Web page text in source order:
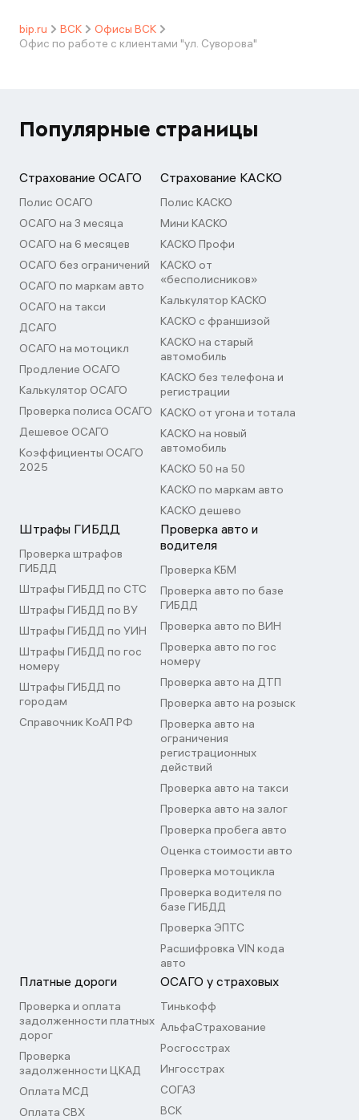
bip.ru ВСК
Офисы ВСК
Офис по работе с клиентами "ул. Суворова"
Популярные страницы
Страхование ОСАГО
Полис ОСАГО
ОСАГО на 3 месяца
ОСАГО на 6 месяцев
ОСАГО без ограничений
ОСАГО по маркам авто
ОСАГО на такси
ДСАГО
ОСАГО на мотоцикл
Продление ОСАГО
Калькулятор ОСАГО
Проверка полиса ОСАГО
Дешевое ОСАГО
Коэффициенты ОСАГО
2025
Страхование КАСКО
Полис КАСКО
Мини КАСКО
КАСКО Профи
КАСКО от
«бесполисников»
Калькулятор КАСКО
КАСКО с франшизой
КАСКО на старый
автомобиль
КАСКО без телефона и
регистрации
КАСКО от угона и тотала
КАСКО на новый
автомобиль
КАСКО 50 на 50
КАСКО по маркам авто
КАСКО дешево
Штрафы ГИБДД
Проверка штрафов
ГИБДД
Штрафы ГИБДД по СТС
Штрафы ГИБДД по ВУ
Штрафы ГИБДД по УИН
Штрафы ГИБДД по гос
номеру
Штрафы ГИБДД по
городам
Справочник КоАП РФ
Проверка авто и
водителя
Проверка КБМ
Проверка авто по базе
ГИБДД
Проверка авто по ВИН
Проверка авто по гос
номеру
Проверка авто на ДТП
Проверка авто на розыск
Проверка авто на
ограничения
регистрационных
действий
Проверка авто на такси
Проверка авто на залог
Проверка пробега авто
Оценка стоимости авто
Проверка мотоцикла
Проверка водителя по
базе ГИБДД
Проверка ЭПТС
Расшифровка VIN кода
авто
Платные дороги
Проверка и оплата
задолженности платных
дорог
Проверка
задолженности ЦКАД
Оплата МСД
Оплата СВХ
ОСАГО у страховых
Тинькофф
АльфаСтрахование
Росгосстрах
Ингосстрах
СОГАЗ
ВСК